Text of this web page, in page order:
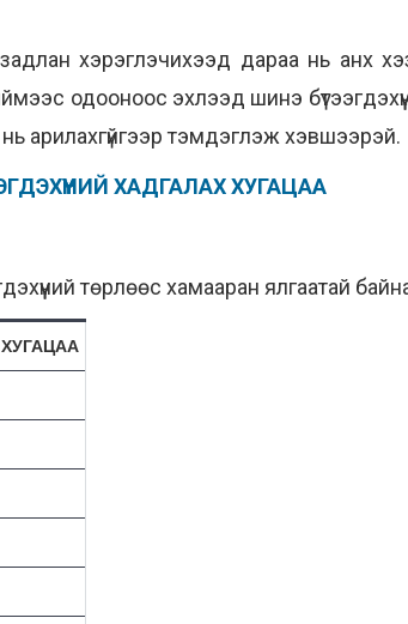
хэрэглэчихээд дараа нь анх
одооноос эхлээд шинэ
арилахгүйгээр тэмдэглэж хэвшээрэй.
ХАДГАЛАХ ХУГАЦАА
төрлөөс хамааран ялгаатай